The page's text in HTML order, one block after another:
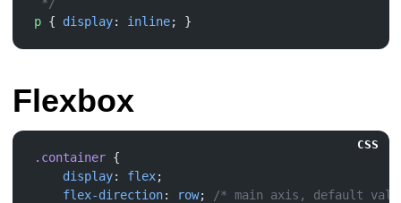
p { display: inline
Flexbox
CSS
.container
    display
: flex
    flex-direction
: row;